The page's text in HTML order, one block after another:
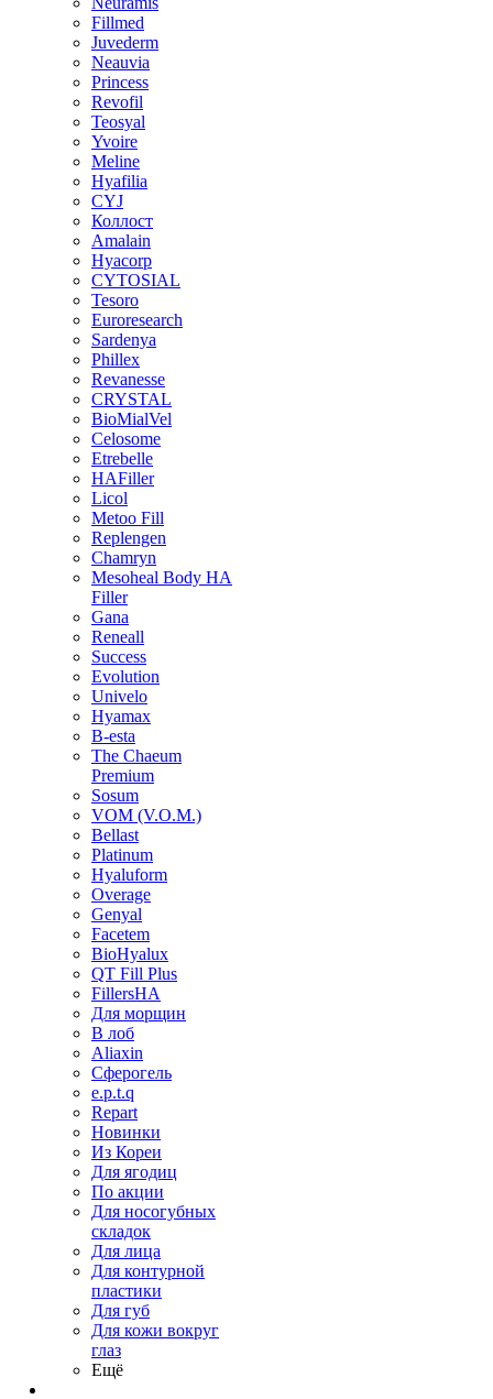
Fillmed
Juvederm
Neauvia
Princess
Revofil
Teosyal
Yvoire
Meline
Hyafilia
CYJ
Коллост
Amalain
Hyacorp
CYTOSIAL
Tesoro
Euroresearch
Sardenya
Phillex
Revanesse
CRYSTAL
BioMialVel
Celosome
Etrebelle
HAFiller
Licol
Metoo Fill
Replengen
Chamryn
Mesoheal Body HA
Filler
Gana
Reneall
Success
Evolution
Univelo
Hyamax
B-esta
The Chaeum
Premium
Sosum
VOM (V.O.M.)
Bellast
Platinum
Hyaluform
Overage
Genyal
Facetem
BioHyalux
QT Fill Plus
FillersHA
Для морщин
В лоб
Aliaxin
Сферогель
e.p.t.q
Repart
Новинки
Из Кореи
Для ягодиц
По акции
Для носогубных
складок
Для лица
Для контурной
пластики
Для губ
Для кожи вокруг
глаз
Ещё